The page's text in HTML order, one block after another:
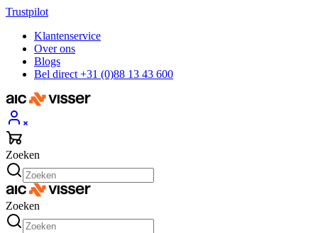
Trustpilot
Klantenservice
Over ons
Blogs
Bel direct +31 (0)88 13 43 600
Zoeken
Zoeken